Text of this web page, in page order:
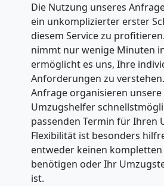
Die Nutzung unseres
ein unkomplizierter erster
diesem Service zu
nimmt nur wenige Minuten
ermöglicht es uns, Ihre
Anforderungen zu
Anfrage organisieren
Umzugshelfer
passenden Termin für Ihren
Flexibilität ist besonders
entweder keinen
benötigen oder Ihr
ist.